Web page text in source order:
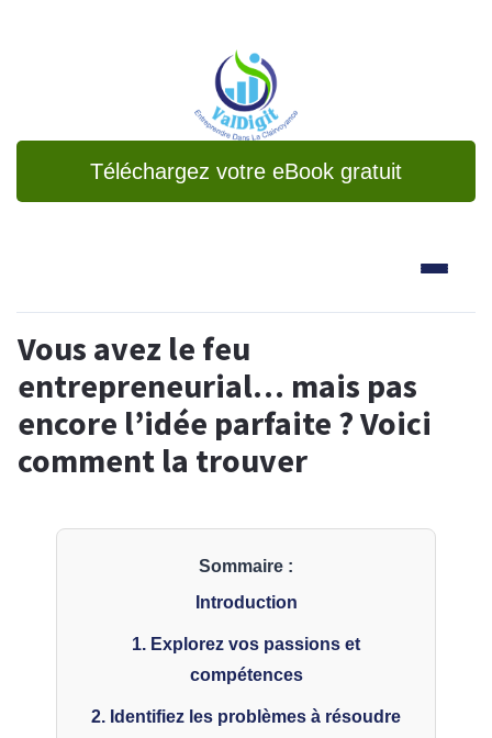
Téléchargez votre eBook gratuit
Vous avez le feu
entrepreneurial… mais pas
encore l’idée parfaite ? Voici
comment la trouver
Sommaire :
Introduction
1. Explorez vos passions et
compétences
2. Identifiez les problèmes à résoudre